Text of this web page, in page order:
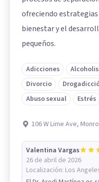
ofreciendo
bienestar y el
pequeños.
Adicciones
Divorcio
Abuso sexual
Estrés
106 W Lime Ave,
Valentina Vargas
26 de abril de 2026
Localización: Los